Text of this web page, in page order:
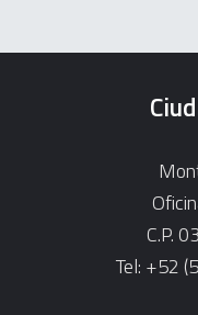
C.P.
Tel: +52